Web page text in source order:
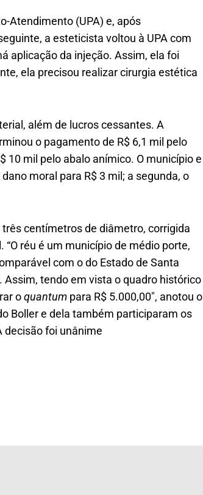
Atendimento (UPA) e, após
a esteticista voltou à UPA com
aplicação da injeção. Assim, ela foi
ela precisou realizar cirurgia estética
além de lucros cessantes. A
o pagamento de R$ 6,1 mil pelo
10 mil pelo abalo anímico. O município e
moral para R$ 3 mil; a segunda, o
centímetros de diâmetro, corrigida
réu é um município de médio porte,
com o do Estado de Santa
tendo em vista o quadro histórico
oquantum para R$ 5.000,00″, anotou o
Boller e dela também participaram os
decisão foi unânime